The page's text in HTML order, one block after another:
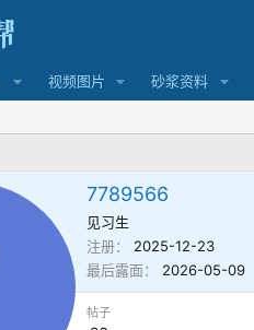
视频图片 砂浆资料
7789566
见习生
注册
2025-12-23
最后露面
2026-05-09
帖子